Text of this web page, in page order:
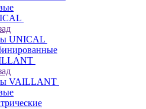
UNICAL
VAILLANT